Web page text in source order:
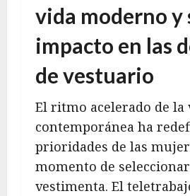
vida moderno y
impacto en las
de vestuario
El ritmo acelerado de la
contemporánea ha
prioridades de las
momento de
vestimenta. El